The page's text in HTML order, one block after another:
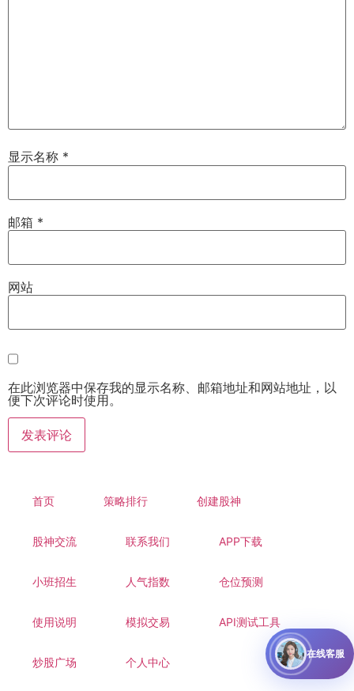
显示名称 *
邮箱 *
网站
在此浏览器中保存我的显示名称、邮箱地址和网站地址，以
便下次评论时使用。
首页 策略排行 创建股神
股神交流 联系我们 APP下载
小班招生 人气指数 仓位预测
使用说明 模拟交易 API测试工具
炒股广场 个人中心
在线客服